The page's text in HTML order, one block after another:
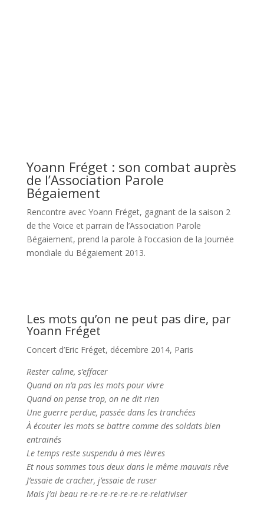
Yoann Fréget : son combat auprès
de l’Association Parole
Bégaiement
Rencontre avec Yoann Fréget, gagnant de la saison 2
de the Voice et parrain de l’Association Parole
Bégaiement, prend la parole à l’occasion de la Journée
mondiale du Bégaiement 2013.
Les mots qu’on ne peut pas dire, par
Yoann Fréget
Concert d’Eric Fréget, décembre 2014, Paris
Rester calme, s’effacer
Quand on n’a pas les mots pour vivre
Quand on pense trop, on ne dit rien
Une guerre perdue, passée dans les tranchées
À écouter les mots se battre comme des soldats bien
entrainés
Le temps reste suspendu à mes lèvres
Et nous sommes tous deux dans le même mauvais rêve
J’essaie de cracher, j’essaie de ruser
Mais j’ai beau re-re-re-re-re-re-re-relativiser